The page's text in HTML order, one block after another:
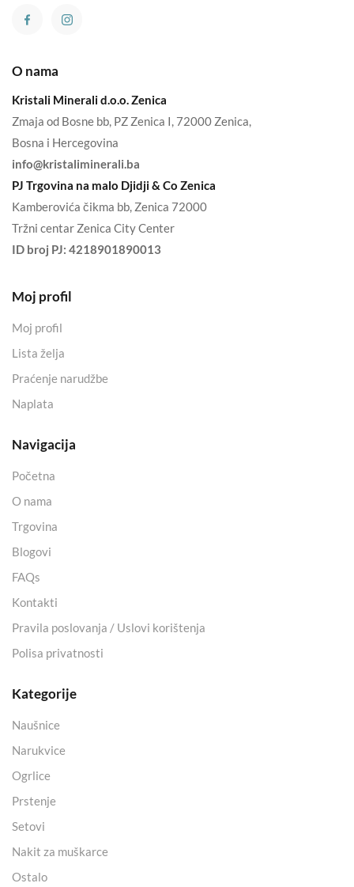
O nama
Kristali Minerali d.o.o. Zenica
Zmaja od Bosne bb, PZ Zenica I, 72000 Zenica,
Bosna i Hercegovina
info@kristaliminerali.ba
PJ Trgovina na malo Djidji & Co Zenica
Kamberovića čikma bb, Zenica 72000
Tržni centar Zenica City Center
ID broj PJ: 4218901890013
Moj profil
Moj profil
Lista želja
Praćenje narudžbe
Naplata
Navigacija
Početna
O nama
Trgovina
Blogovi
FAQs
Kontakti
Pravila poslovanja / Uslovi korištenja
Polisa privatnosti
Kategorije
Naušnice
Narukvice
Ogrlice
Prstenje
Setovi
Nakit za muškarce
Ostalo